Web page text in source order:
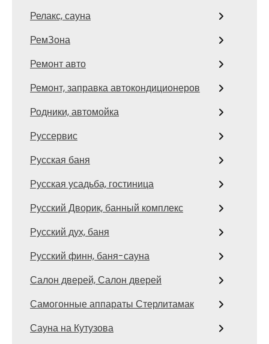
Релакс, сауна
РемЗона
Ремонт авто
Ремонт, заправка автокондиционеров
Родники, автомойка
Руссервис
Русская баня
Русская усадьба, гостиница
Русский Дворик, банный комплекс
Русский дух, баня
Русский финн, баня-сауна
Салон дверей, Салон дверей
Самогонные аппараты Стерлитамак
Сауна на Кутузова